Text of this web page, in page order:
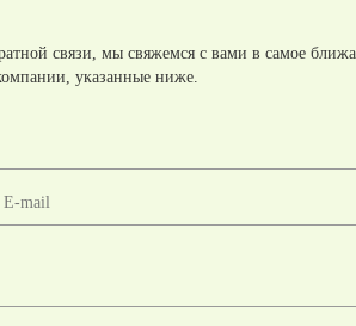
связи, мы свяжемся с вами в самое
указанные ниже.